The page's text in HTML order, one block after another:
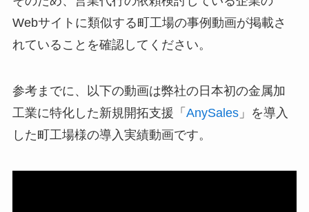
Webサイトに類似する町工場の事例動画が掲載さ
れていることを確認してください。
参考までに、以下の動画は弊社の日本初の金属加
工業に特化した新規開拓支援「 AnySales」を導入
した町工場様の導入実績動画です。